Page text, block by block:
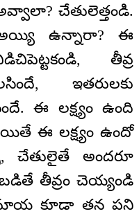
చేతులెత్తండి.
ఉన్నారా? ఈ
తీవ్ర
ఇతరులకు
ఈ లక్ష్యం ఉంది
ఈ లక్ష్యం ఉందో
చేతులైతే అందరూ
తీవ్రం చెయ్యండి
మాయ కూడా తన పని